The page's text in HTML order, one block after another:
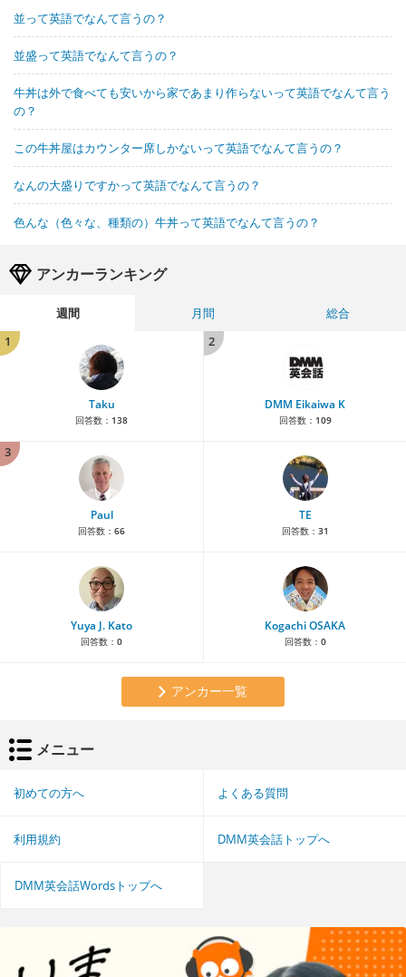
並って英語でなんて言うの？
並盛って英語でなんて言うの？
牛丼は外で食べても安いから家であまり作らないって英語でなんて言う
の？
この牛丼屋はカウンター席しかないって英語でなんて言うの？
なんの大盛りですかって英語でなんて言うの？
色んな（色々な、種類の）牛丼って英語でなんて言うの？
アンカーランキング
週間 月間
総合
1
Taku
回答数： 138
2
DMM Eikaiwa K
回答数： 109
3
Paul
回答数： 66
TE
回答数： 31
Yuya J. Kato
回答数： 0
Kogachi OSAKA
回答数： 0
アンカー一覧
メニュー
初めての方へ よくある質問
利用規約 DMM英会話トップへ
DMM英会話Wordsトップへ